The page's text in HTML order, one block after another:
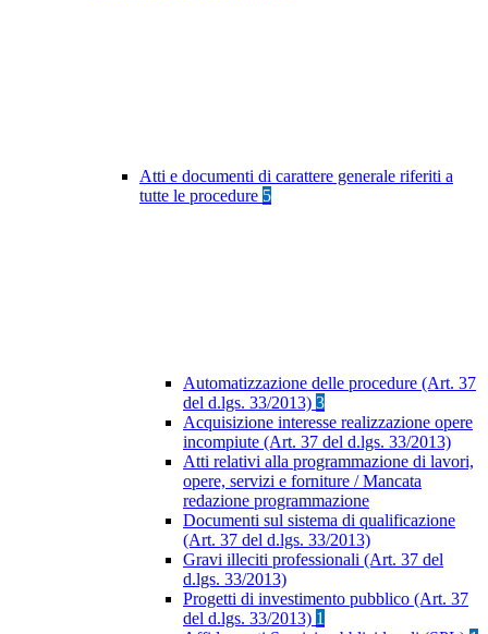
Atti e documenti di carattere generale riferiti a
tutte le procedure 5
Automatizzazione delle procedure (Art. 37
del d.lgs. 33/2013) 3
Acquisizione interesse realizzazione opere
incompiute (Art. 37 del d.lgs. 33/2013)
Atti relativi alla programmazione di lavori,
opere, servizi e forniture / Mancata
redazione programmazione
Documenti sul sistema di qualificazione
(Art. 37 del d.lgs. 33/2013)
Gravi illeciti professionali (Art. 37 del
d.lgs. 33/2013)
Progetti di investimento pubblico (Art. 37
del d.lgs. 33/2013) 1